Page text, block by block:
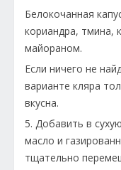
Белокочанная
кориандра, тмина,
майораном.
Если ничего не
варианте кляра
вкусна.
5. Добавить в
масло и
тщательно